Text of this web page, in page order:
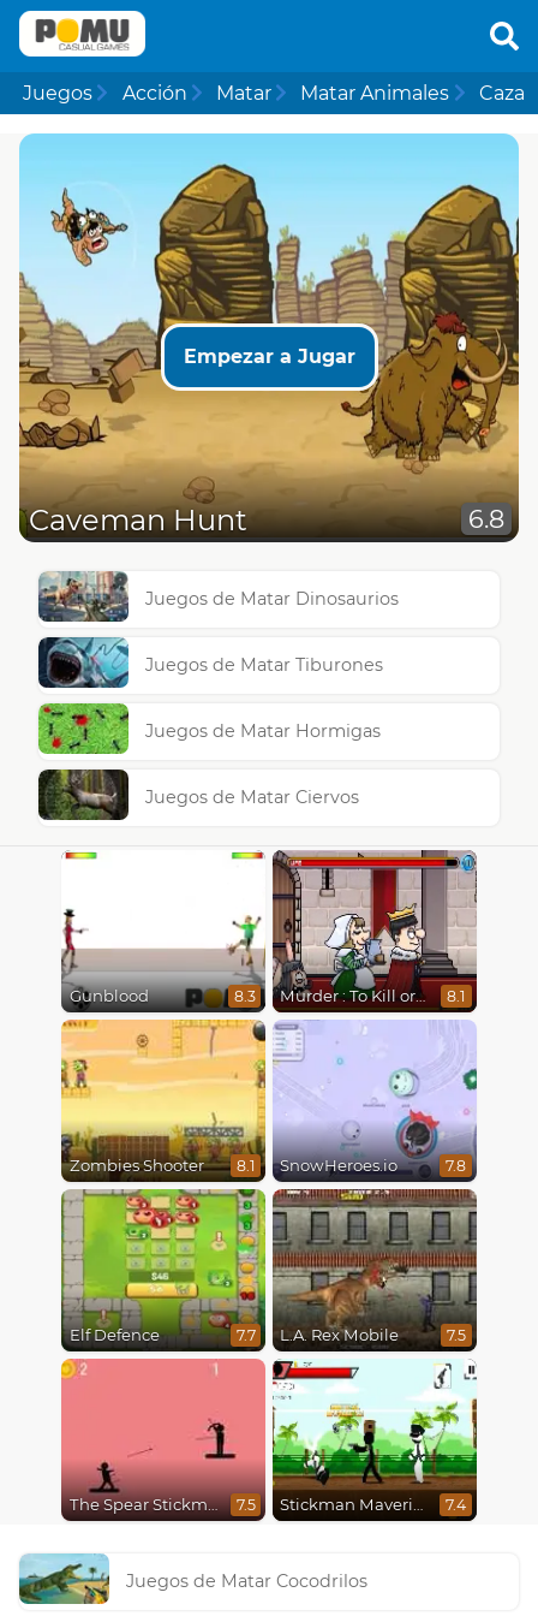
Juegos Acción Matar Matar Animales Caza
Empezar a Jugar
Caveman Hunt 6.8
Juegos de Matar Dinosaurios
Juegos de Matar Tiburones
Juegos de Matar Hormigas
Juegos de Matar Ciervos
Gunblood 8.3 Murder : To Kill or Not to Kill 8.1
Zombies Shooter 8.1 SnowHeroes.io 7.8
Elf Defence 7.7 L.A. Rex Mobile 7.5
The Spear Stickman 7.5 Stickman Maverick: Bad Boys Killer 7.4
Juegos de Matar Cocodrilos